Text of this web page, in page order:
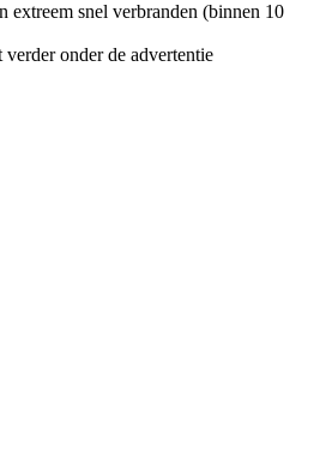
extreem snel verbranden (binnen 10
onder de advertentie